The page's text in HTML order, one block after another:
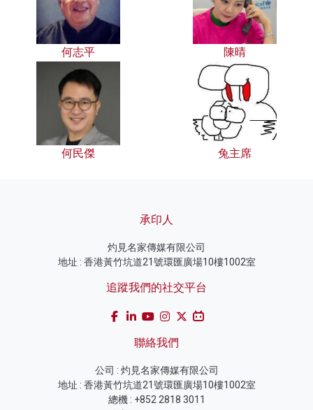
何志平 陳晴
何民傑 兔主席
承印人
灼見名家傳媒有限公司
地址 : 香港黃竹坑道21號環匯廣場10樓1002室
追蹤我們的社交平台
聯絡我們
公司 : 灼見名家傳媒有限公司
地址 : 香港黃竹坑道21號環匯廣場10樓1002室
總機 : +852 2818 3011